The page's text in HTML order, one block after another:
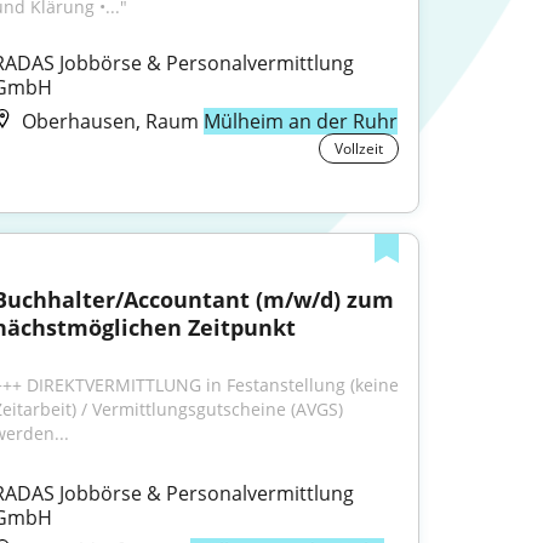
Klärung •..."
Jobbörse & Personalvermittlung
Oberhausen, Raum Mülheim an der Ruhr
Vollzeit
Accountant (m/w/d) zum
Zeitpunkt
DIREKTVERMITTLUNG in Festanstellung (keine
/ Vermittlungsgutscheine (AVGS)
Jobbörse & Personalvermittlung